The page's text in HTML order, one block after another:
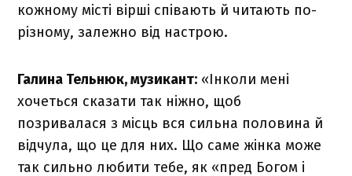
кожному місті вірші співають й читають по-
різному, залежно від настрою.
Галина Тельнюк, музикант: «Інколи мені
хочеться сказати так ніжно, щоб
позривалася з місць вся сильна половина й
відчула, що це для них. Що саме жінка може
так сильно любити тебе, як «пред Богом і